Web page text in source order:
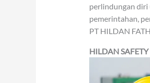
perlindungan diri
pemerintahan,
PT HILDAN
HILDAN SAFETY